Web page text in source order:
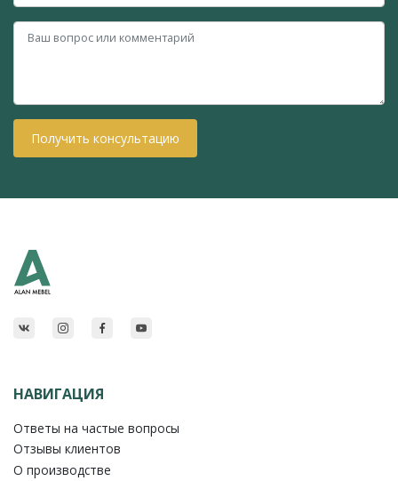
Получить консультацию
НАВИГАЦИЯ
Ответы на частые вопросы
Отзывы клиентов
О производстве